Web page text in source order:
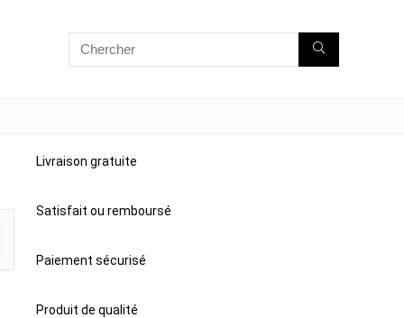
Livraison gratuite
Satisfait ou remboursé
Paiement sécurisé
Produit de qualité